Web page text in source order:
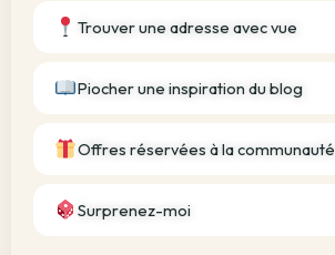
Trouver une adresse avec vue
Piocher une inspiration du blog
Offres réservées à la communauté
Surprenez-moi